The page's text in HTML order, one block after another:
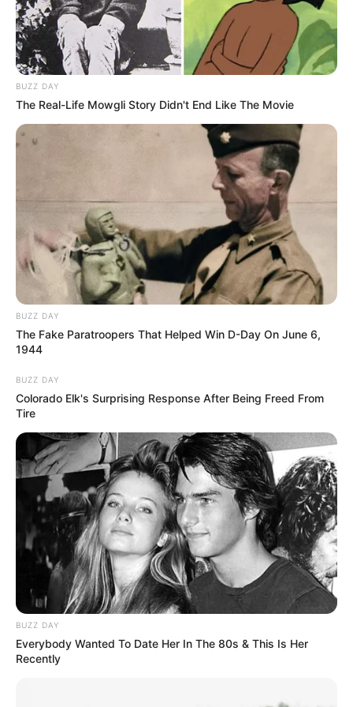
LIHAT ARTIKEL LAINNYA
BUZZ DAY
The Real-Life Mowgli Story Didn't End Like The Movie
BUZZ DAY
The Fake Paratroopers That Helped Win D-Day On June 6,
1944
BUZZ DAY
Colorado Elk's Surprising Response After Being Freed From
Tire
BUZZ DAY
Everybody Wanted To Date Her In The 80s & This Is Her
Recently